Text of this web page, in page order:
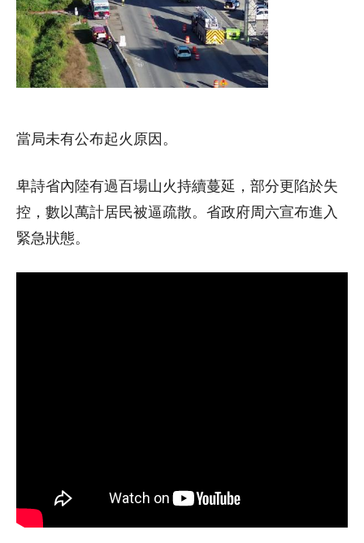
當局未有公布起火原因。
卑詩省內陸有過百場山火持續蔓延，部分更陷於失
控，數以萬計居民被逼疏散。省政府周六宣布進入
緊急狀態。